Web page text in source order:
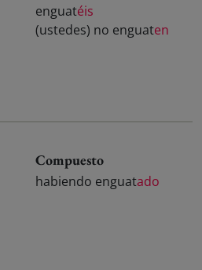
enguatéis
(ustedes) no enguaten
Compuesto
habiendo enguatado